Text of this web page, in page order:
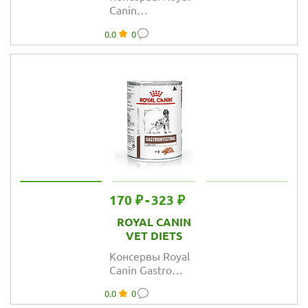
Canin
для собак при
пищевой
непереносимости
0.0 0
170 ₽-323 ₽
ROYAL CANIN
VET DIETS
Консервы Royal
Canin Gastro
для собак с
0.0 0